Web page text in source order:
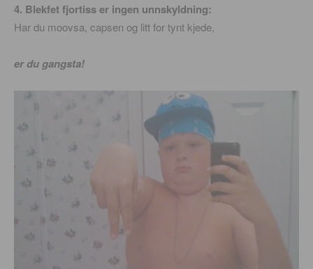
4. Blekfet fjortiss er ingen unnskyldning:
Har du moovsa, capsen og litt for tynt kjede,
er du gangsta!